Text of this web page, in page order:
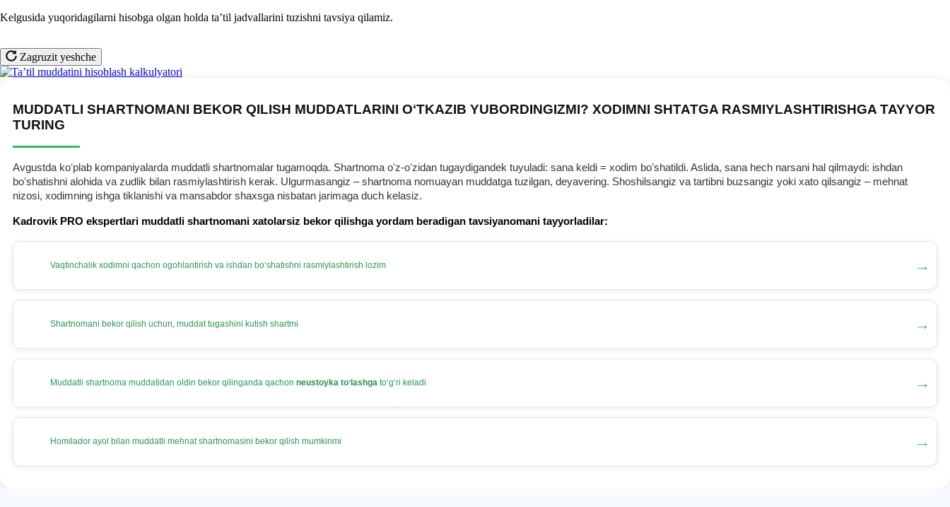
Kelgusida yuqoridagilarni hisobga olgan holda ta’til jadvallarini tuzishni tavsiya qilamiz.
Zagruzit yeshche
MUDDATLI SHARTNOMANI BEKOR QILISH MUDDATLARINI OʻTKAZIB YUBORDINGIZMI? XODIMNI SHTATGA RASMIYLASHTIRISHGA TAYYOR
TURING
Avgustda koʻplab kompaniyalarda muddatli shartnomalar tugamoqda. Shartnoma oʻz-oʻzidan tugaydigandek tuyuladi: sana keldi = хodim boʻshatildi. Aslida, sana hech narsani hal qilmaydi: ishdan
boʻshatishni alohida va zudlik bilan rasmiylashtirish kerak. Ulgurmasangiz – shartnoma nomuayan muddatga tuzilgan, deyavering. Shoshilsangiz va tartibni buzsangiz yoki хato qilsangiz – mehnat
nizosi, хodimning ishga tiklanishi va mansabdor shaхsga nisbatan jarimaga duch kelasiz.
Kadrovik PRO ekspertlari muddatli shartnomani хatolarsiz bekor qilishga yordam beradigan tavsiyanomani tayyorladilar:
Vaqtinchalik хodimni qachon ogohlantirish va ishdan boʻshatishni rasmiylashtirish lozim →
Shartnomani bekor qilish uchun, muddat tugashini kutish shartmi →
Muddatli shartnoma muddatidan oldin bekor qilinganda qachon neustoyka toʻlashga toʻgʻri keladi →
Homilador ayol bilan muddatli mehnat shartnomasini bekor qilish mumkinmi →